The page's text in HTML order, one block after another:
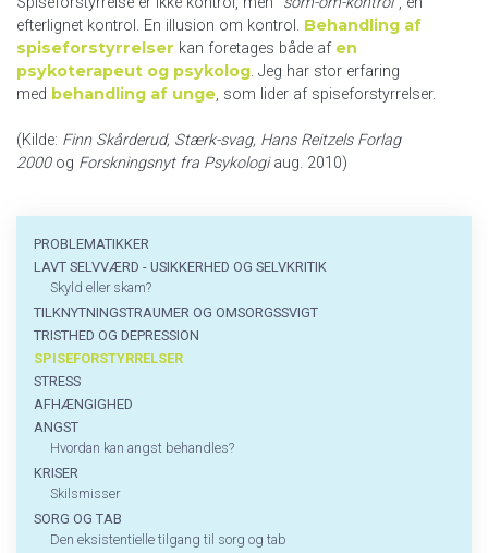
efterlignet kontrol. En illusion om kontrol. Behandling af
spiseforstyrrelser kan foretages både af en
psykoterapeut og psykolog. Jeg har stor erfaring
med behandling af unge, som lider af spiseforstyrrelser.
(Kilde: Finn Skårderud, Stærk-svag, Hans Reitzels Forlag
2000 og Forskningsnyt fra Psykologiaug. 2010)
Problematikker
PROBLEMATIKKER
LAVT SELVVÆRD - USIKKERHED OG SELVKRITIK
Skyld eller skam?
TILKNYTNINGSTRAUMER OG OMSORGSSVIGT
TRISTHED OG DEPRESSION
SPISEFORSTYRRELSER
STRESS
AFHÆNGIGHED
ANGST
Hvordan kan angst behandles?
KRISER
Skilsmisser
SORG OG TAB
Den eksistentielle tilgang til sorg og tab